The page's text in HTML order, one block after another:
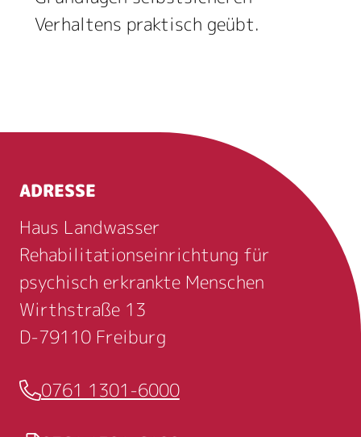
Verhaltens praktisch geübt.
ADRESSE
Haus Landwasser
Rehabilitationseinrichtung für
psychisch erkrankte Menschen
Wirthstraße 13
D-79110 Freiburg
Telefon
0761 1301-6000